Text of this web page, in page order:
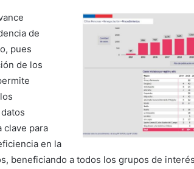
de
pues
de los
clave para
en la
beneficiando a todos los grupos de